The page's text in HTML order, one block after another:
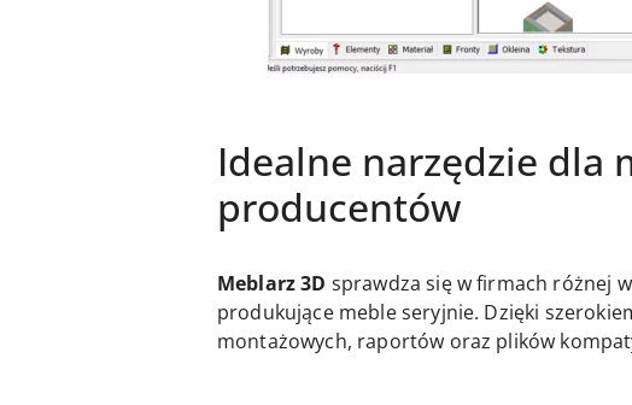
Idealne narzędzie dla
producentów
Meblarz 3D sprawdza się w firmach różnej
produkujące meble seryjnie. Dzięki
montażowych, raportów oraz plików